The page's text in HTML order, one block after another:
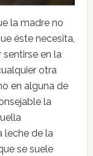
la madre no
éste necesita,
sentirse en la
otra
en alguna de
la
leche de la
se suele